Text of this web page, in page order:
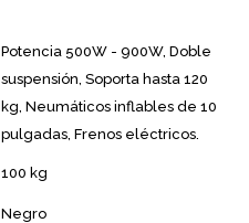
Potencia 500W - 900W, Doble
suspensión, Soporta hasta 120
kg, Neumáticos inflables de 10
pulgadas, Frenos eléctricos.
100 kg
Negro